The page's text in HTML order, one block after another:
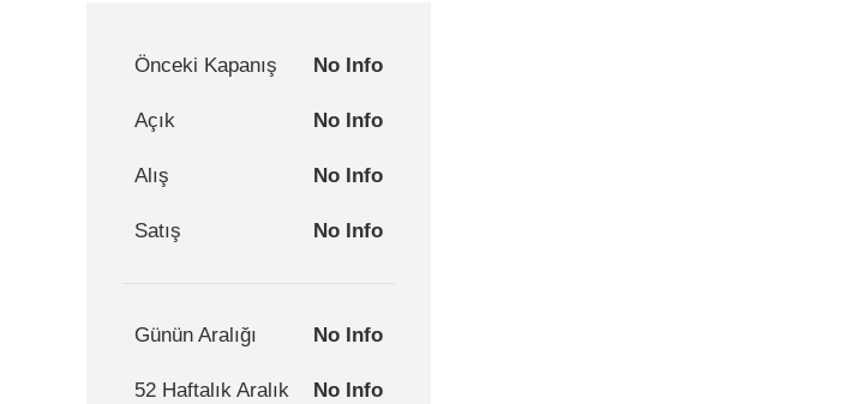
Önceki Kapanış No Info
Açık No Info
Alış No Info
Satış No Info
Günün Aralığı No Info
52 Haftalık Aralık No Info